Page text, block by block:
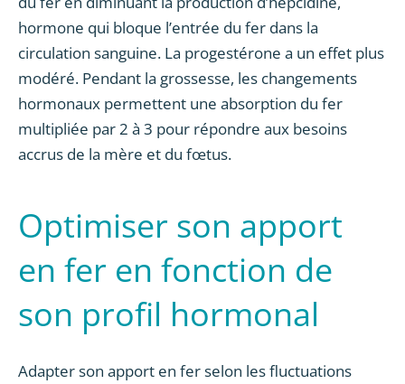
hormone qui bloque l’entrée du fer dans la
circulation sanguine. La progestérone a un effet plus
modéré. Pendant la grossesse, les changements
hormonaux permettent une absorption du fer
multipliée par 2 à 3 pour répondre aux besoins
accrus de la mère et du fœtus.
Optimiser son apport
en fer en fonction de
son profil hormonal
Adapter son apport en fer selon les fluctuations